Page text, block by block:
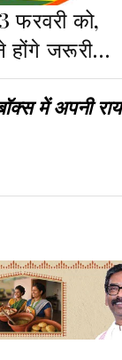
फरवरी को,
होंगे जरूरी
में अपनी राय